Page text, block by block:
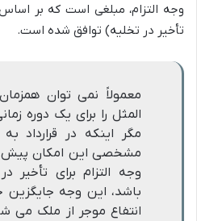
وجه التزام، مبلغی است که بر
تأخیر در تخلیه) توافق شده است.
معمولاً نمی توان
المثل را برای یک دوره
مگر اینکه در قرارداد
مشخصی این امکان پیش
وجه التزام برای تأخیر
باشد، این وجه جایگزین
انتفاع موجر از ملک می